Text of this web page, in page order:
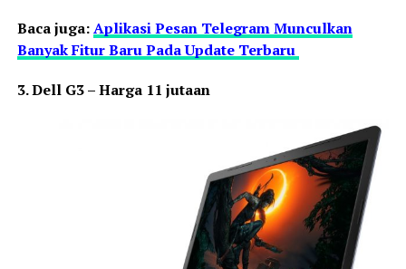
Baca juga:Aplikasi Pesan Telegram Munculkan
Banyak Fitur Baru Pada Update Terbaru
3. Dell G3 – Harga 11 jutaan